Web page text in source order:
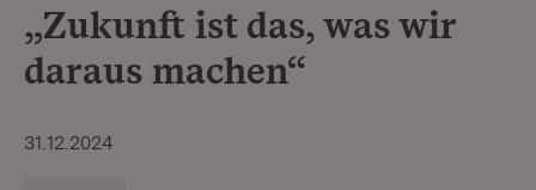
„Zukunft ist das, was wir
daraus machen“
31.12.2024